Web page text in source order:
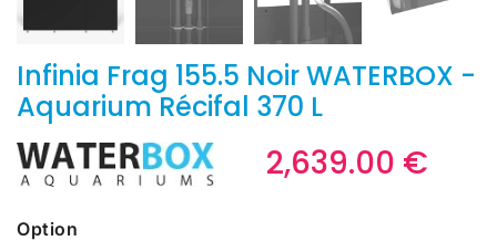
Infinia Frag 155.5 Noir WATERBOX -
Aquarium Récifal 370 L
2,639.00 €
Option